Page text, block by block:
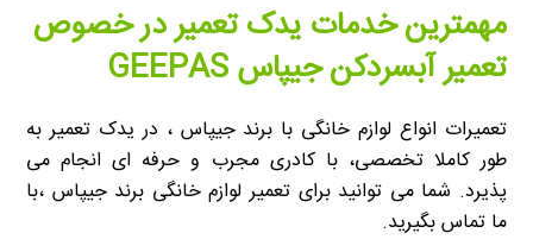
مهمترین خدمات یدک تعمیر در خصوص
تعمیر آبسردکن جیپاس GEEPAS
تعمیرات انواع لوازم خانگی با برند جیپاس ، در یدک تعمیر به
طور کاملا تخصصی، با کادری مجرب و حرفه ای انجام می
پذیرد. شما می توانید برای تعمیر لوازم خانگی برند جیپاس ،با
ما تماس بگیرید.